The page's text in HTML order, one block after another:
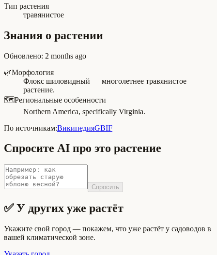
Тип растения
травянистое
Знания о растении
Обновлено: 2 months ago
🌿Морфология
Флокс шиловидный — многолетнее травянистое
растение.
🗺️Региональные особенности
Northern America, specifically Virginia.
По источникам:ВикипедияGBIF
Спросите AI про это растение
Спросить
✅ У других уже растёт
Укажите свой город — покажем, что уже растёт у садоводов в
вашей климатической зоне.